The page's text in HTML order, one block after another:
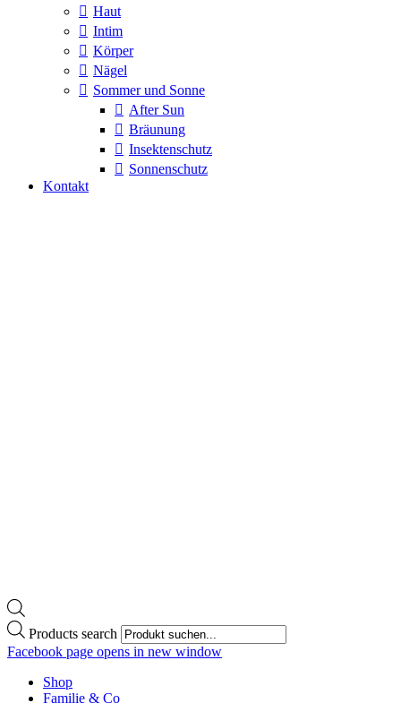
Haut
Intim
Körper
Nägel
Sommer und Sonne
After Sun
Bräunung
Insektenschutz
Sonnenschutz
Kontakt
Products search
Facebook page opens in new window
Shop
Familie & Co